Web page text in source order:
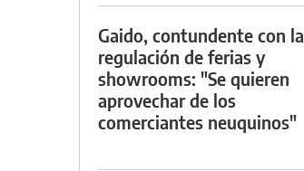
Gaido, contundente con la
regulación de ferias y
showrooms: "Se quieren
aprovechar de los
comerciantes neuquinos"